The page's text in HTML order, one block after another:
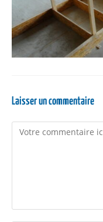
Laisser un commentaire